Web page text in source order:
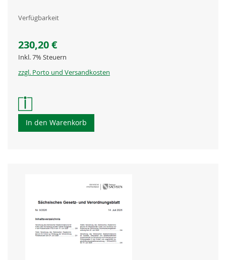
Verfügbarkeit
230,20 €
Inkl. 7% Steuern
zzgl. Porto und Versandkosten
In den Warenkorb